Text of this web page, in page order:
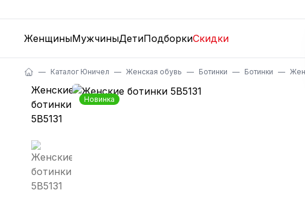
ЖенщиныМужчиныДетиПодборкиСкидки
Каталог Юничел Женская обувь Ботинки Ботинки
Новинка